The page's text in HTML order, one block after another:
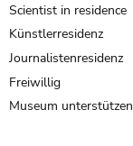
Scientist in residence
Künstlerresidenz
Journalistenresidenz
Freiwillig
Museum unterstützen